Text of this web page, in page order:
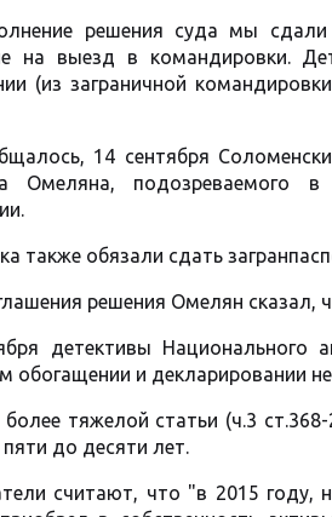
решения суда мы
на выезд в командировки.
(из заграничной
14 сентября
Омеляна, подозреваемого в
также обязали сдать
решения Омелян сказал,
детективы
обогащении и декларировании
более тяжелой статьи (ч.3
до десяти лет.
считают, что "в 2015 году,